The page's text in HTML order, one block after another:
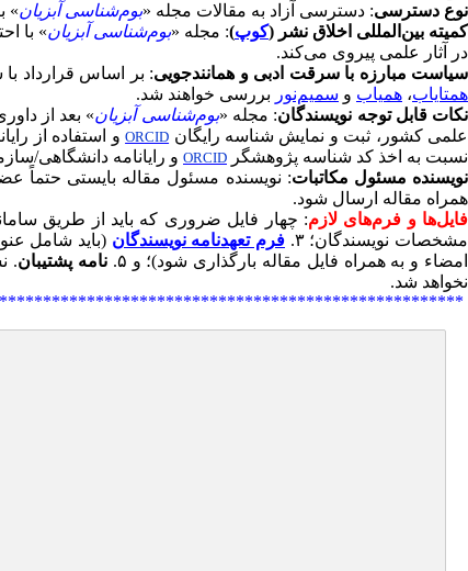
نوع دسترسی: دسترسی آزاد به مقالات مجله «بوم‌شناسی آبزیان»
کمیته بین‌المللی اخلاق نشر (کوپ): مجله «بوم‌شناسی آبزیان» با
در آثار علمی پیروی می‌کند.
سیاست مبارزه با سرقت ادبی و همانندجویی: بر اساس قرارداد
همتایاب، همیاب و سمیم‌نور بررسی خواهند شد.
نکات قابل توجه نویسندگان: مجله «بوم‌شناسی آبزیان» بعد از
علمی کشور، ثبت و نمایش شناسه رایگان ORCIDو استفاده از
نسبت به اخذ کد شناسه پژوهشگر ORCID و رایانامه دانشگاهی/
نویسنده مسئول مکاتبات: نویسنده مسئول مقاله بایستی حتماً
همراه مقاله ارسال شود.
فایل‌ها و فرم‌های لازم: چهار فایل ضروری که باید از طریق سامانۀ دریافت مقاله‌ها ارسال شوند: ۱. فایل
مشخصات نویسندگان؛ ۳.
فرم تعهدنامه نویسندگان (باید شامل
امضاء و به همراه فایل مقاله بارگذاری شود)؛ و ۵.
نامه پشتیبان.
نخواهد شد.